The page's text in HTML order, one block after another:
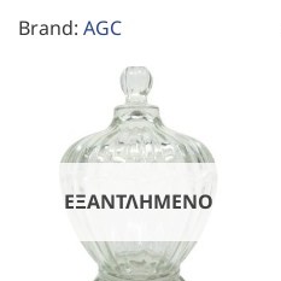
Brand: AGC
ΕΞΑΝΤΛΗΜΈΝΟ